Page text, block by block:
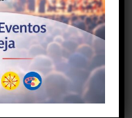
Pinterest